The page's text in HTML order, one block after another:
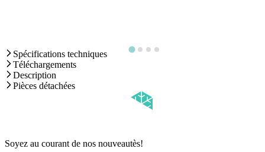
Spécifications techniques
Téléchargements
Description
Pièces détachées
Soyez au courant de nos nouveautès!